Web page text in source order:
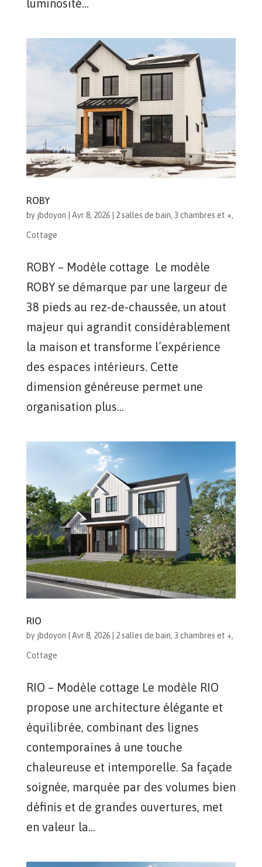
luminosité...
ROBY
by jbdoyon | Avr 8, 2026| 2 salles de bain, 3 chambres et +,
Cottage
ROBY – Modèle cottage Le modèle
ROBY se démarque par une largeur de
38 pieds au rez-de-chaussée, un atout
majeur qui agrandit considérablement
la maison et transforme l’expérience
des espaces intérieurs. Cette
dimension généreuse permet une
organisation plus...
RIO
by jbdoyon Avr 8, 2026| 2 salles de bain, 3 chambres et +,
Cottage
RIO – Modèle cottage Le modèle RIO
propose une architecture élégante et
équilibrée, combinant des lignes
contemporaines à une touche
chaleureuse et intemporelle. Sa façade
soignée, marquée par des volumes bien
définis et de grandes ouvertures, met
en valeur la...